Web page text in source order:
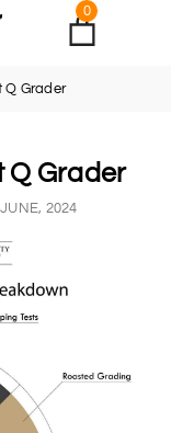
0
Q Grader
Q Grader
2024